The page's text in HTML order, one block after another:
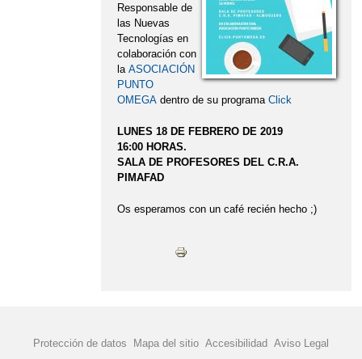
Responsable de
las Nuevas
Tecnologías en
colaboración con
la ASOCIACIÓN
PUNTO
OMEGAdentro de su programa Click
LUNES 18 DE FEBRERO DE 2019
16:00 HORAS.
SALA DE PROFESORES DEL C.R.A.
PIMAFAD
Os esperamos con un café recién hecho ;)
Protección de datos Mapa del sitio Accesibilidad Aviso Legal